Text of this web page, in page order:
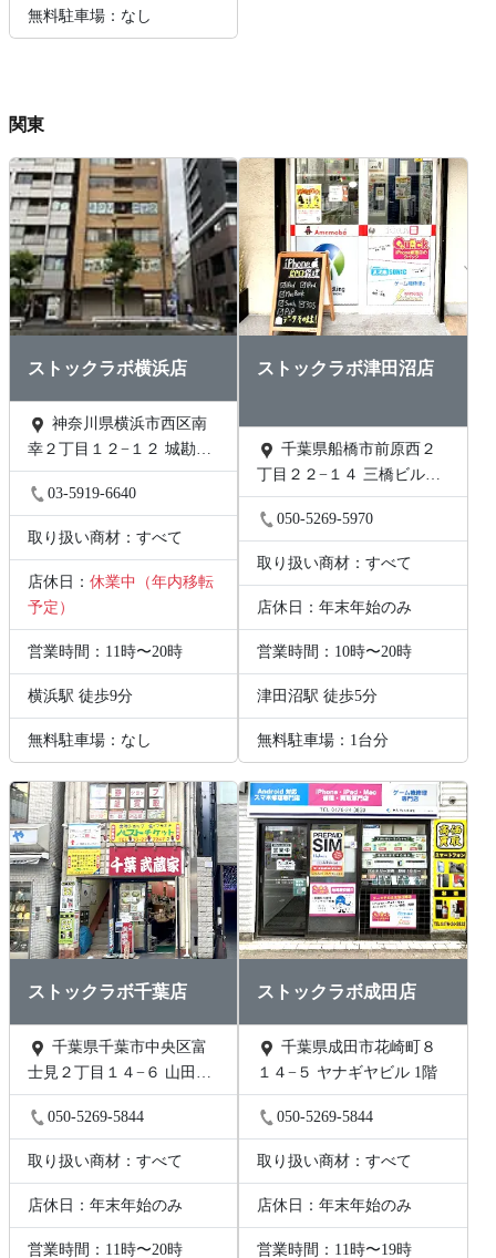
無料駐車場：なし
関東
ストックラボ横浜店
幸２丁目１２−１２ 城勘ビ
ル 1F
03-5919-6640
取り扱い商材：すべて
店休日： 休業中（年内移転
予定）
営業時間：11時〜20時
横浜駅 徒歩9分
無料駐車場：なし
ストックラボ津田沼店
千葉県船橋市前原西２
丁目２２−１４ 三橋ビル
202号
050-5269-5970
取り扱い商材：すべて
店休日：年末年始のみ
営業時間：10時〜20時
津田沼駅 徒歩5分
無料駐車場：1台分
ストックラボ千葉店
士見２丁目１４−６ 山田ビ
ル 2階B号
050-5269-5844
取り扱い商材：すべて
店休日：年末年始のみ
営業時間：11時〜20時
ストックラボ成田店
千葉県成田市花崎町８
１４−５ ヤナギヤビル 1階
050-5269-5844
取り扱い商材：すべて
店休日：年末年始のみ
営業時間：11時〜19時